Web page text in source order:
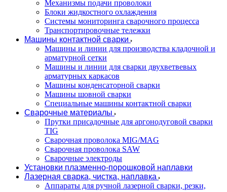
Механизмы подачи проволоки
Блоки жидкостного охлаждения
Системы мониторинга сварочного процесса
Транспортировочные тележки
Машины контактной сварки
Машины и линии для производства кладочной и
арматурной сетки
Машины и линии для сварки двухветвевых
арматурных каркасов
Машины конденсаторной сварки
Машины шовной сварки
Специальные машины контактной сварки
Сварочные материалы
Прутки присадочные для аргонодуговой сварки
TIG
Сварочная проволока MIG/MAG
Сварочная проволока SAW
Сварочные электроды
Установки плазменно-порошковой наплавки
Лазерная сварка, чистка, наплавка
Аппараты для ручной лазерной сварки, резки,